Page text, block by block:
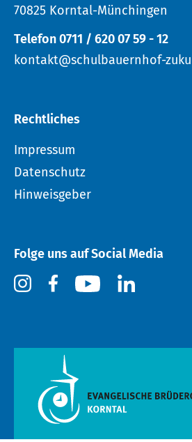
70825 Korntal-Münchingen
Telefon 0711 / 620 07 59 - 12
kontakt@schulbauernhof-
Rechtliches
Impressum
Datenschutz
Hinweisgeber
Folge uns auf Social Media